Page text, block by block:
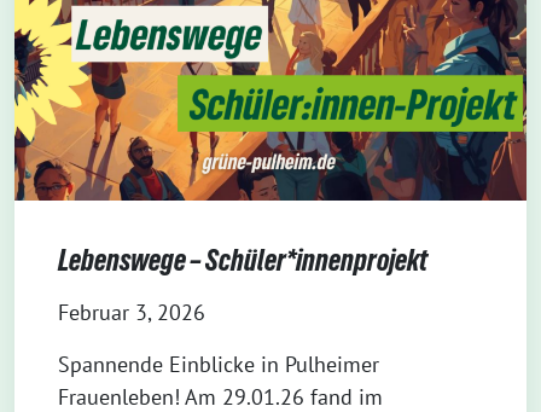
Lebenswege – Schüler*innenprojekt
Februar 3, 2026
Spannende Einblicke in Pulheimer
Frauenleben! Am 29.01.26 fand im